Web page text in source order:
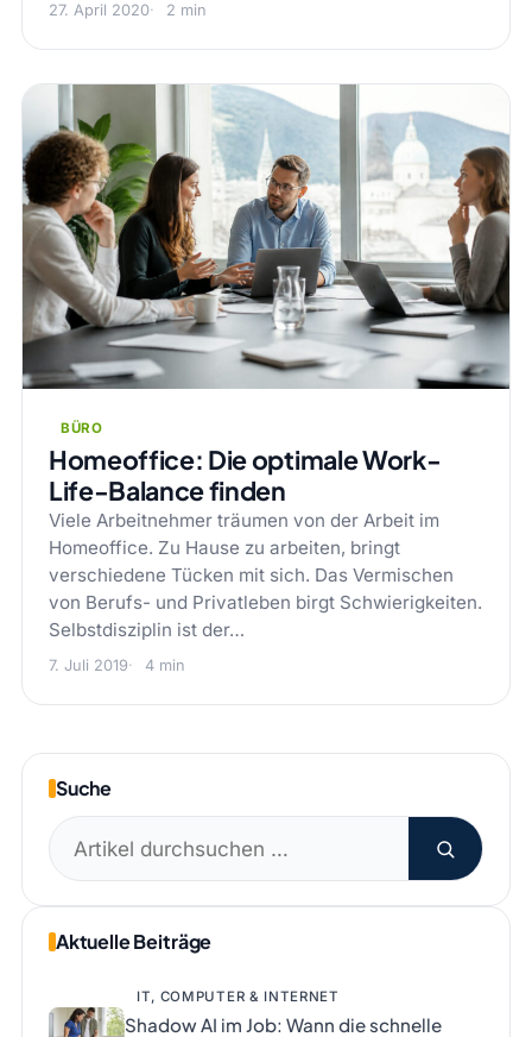
27. April 2020 2 min
BÜRO
Homeoffice: Die optimale Work-
Life-Balance finden
Viele Arbeitnehmer träumen von der Arbeit im
Homeoffice. Zu Hause zu arbeiten, bringt
verschiedene Tücken mit sich. Das Vermischen
von Berufs- und Privatleben birgt Schwierigkeiten.
Selbstdisziplin ist der…
7. Juli 2019 4 min
Suche
Suchen
nach:
Aktuelle Beiträge
IT, COMPUTER & INTERNET
Shadow AI im Job: Wann die schnelle